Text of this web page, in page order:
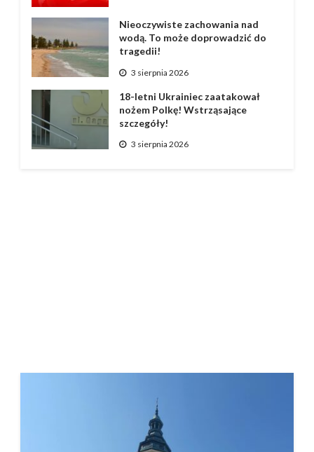
Nieoczywiste zachowania nad
wodą. To może doprowadzić do
tragedii!
3 sierpnia 2026
18-letni Ukrainiec zaatakował
nożem Polkę! Wstrząsające
szczegóły!
3 sierpnia 2026